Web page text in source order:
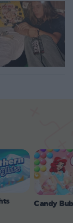
Candy